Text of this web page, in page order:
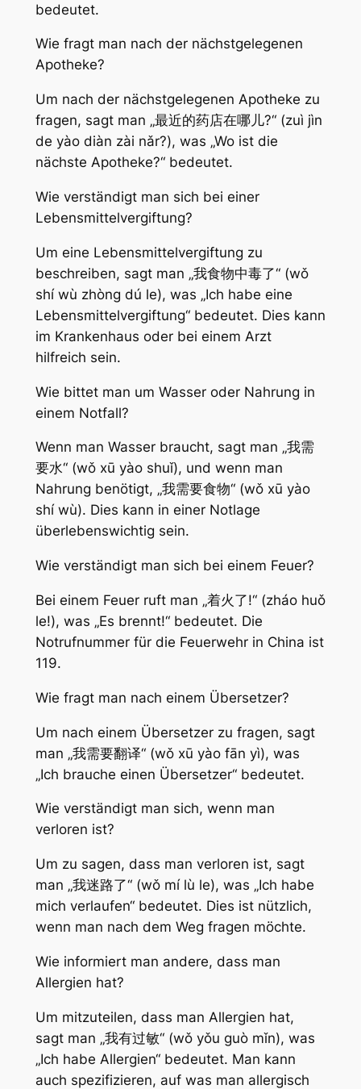
bedeutet.
Wie fragt man nach der nächstgelegenen
Apotheke?
Um nach der nächstgelegenen Apotheke zu
fragen, sagt man „最近的药店在哪儿?“ (zuì jìn
de yào diàn zài nǎr?), was „Wo ist die
nächste Apotheke?“ bedeutet.
Wie verständigt man sich bei einer
Lebensmittelvergiftung?
Um eine Lebensmittelvergiftung zu
beschreiben, sagt man „我食物中毒了“ (wǒ
shí wù zhòng dú le), was „Ich habe eine
Lebensmittelvergiftung“ bedeutet. Dies kann
im Krankenhaus oder bei einem Arzt
hilfreich sein.
Wie bittet man um Wasser oder Nahrung in
einem Notfall?
Wenn man Wasser braucht, sagt man „我需
要水“ (wǒ xū yào shuǐ), und wenn man
Nahrung benötigt, „我需要食物“ (wǒ xū yào
shí wù). Dies kann in einer Notlage
überlebenswichtig sein.
Wie verständigt man sich bei einem Feuer?
Bei einem Feuer ruft man „着火了!“ (zháo huǒ
le!), was „Es brennt!“ bedeutet. Die
Notrufnummer für die Feuerwehr in China ist
119.
Wie fragt man nach einem Übersetzer?
Um nach einem Übersetzer zu fragen, sagt
man „我需要翻译“ (wǒ xū yào fān yì), was
„Ich brauche einen Übersetzer“ bedeutet.
Wie verständigt man sich, wenn man
verloren ist?
Um zu sagen, dass man verloren ist, sagt
man „我迷路了“ (wǒ mí lù le), was „Ich habe
mich verlaufen“ bedeutet. Dies ist nützlich,
wenn man nach dem Weg fragen möchte.
Wie informiert man andere, dass man
Allergien hat?
Um mitzuteilen, dass man Allergien hat,
sagt man „我有过敏“ (wǒ yǒu guò mǐn), was
„Ich habe Allergien“ bedeutet. Man kann
auch spezifizieren, auf was man allergisch